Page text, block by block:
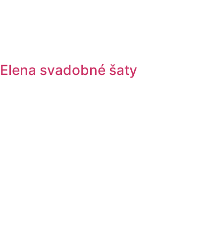
Elena svadobné šaty